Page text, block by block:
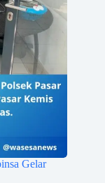
Gelar